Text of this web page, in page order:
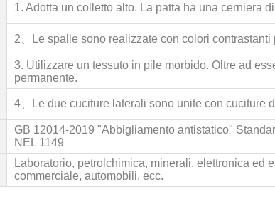
1. Adotta un colletto alto. La patta ha una cerniera
2、 Le spalle sono realizzate con colori
3. Utilizzare un tessuto in pile morbido. Oltre ad
permanente.
4、 Le due cuciture laterali sono unite con cuciture
GB 12014-2019 "Abbigliamento antistatico"
NEL 1149
Laboratorio, petrolchimica, minerali, elettronica ed
commerciale, automobili, ecc.